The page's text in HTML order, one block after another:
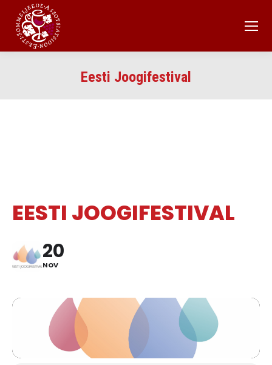
Eesti Joogifestival
EESTI JOOGIFESTIVAL
20
NOV